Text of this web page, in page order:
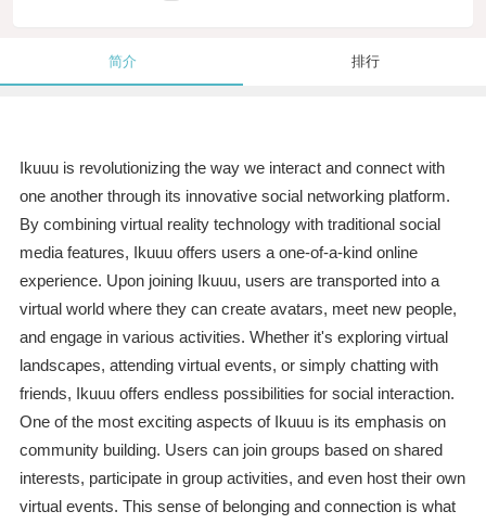
简介 排行
Ikuuu is revolutionizing the way we interact and connect with
one another through its innovative social networking platform.
By combining virtual reality technology with traditional social
media features, Ikuuu offers users a one-of-a-kind online
experience. Upon joining Ikuuu, users are transported into a
virtual world where they can create avatars, meet new people,
and engage in various activities. Whether it's exploring virtual
landscapes, attending virtual events, or simply chatting with
friends, Ikuuu offers endless possibilities for social interaction.
One of the most exciting aspects of Ikuuu is its emphasis on
community building. Users can join groups based on shared
interests, participate in group activities, and even host their own
virtual events. This sense of belonging and connection is what